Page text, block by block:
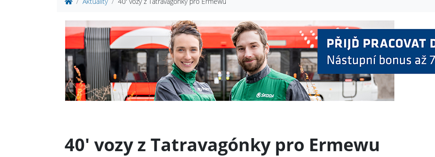
40' vozy z Tatravagónky pro Ermewu